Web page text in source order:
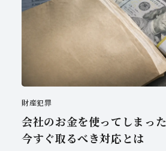
財産犯罪
会社のお金を使ってしまっ
今すぐ取るべき対応とは